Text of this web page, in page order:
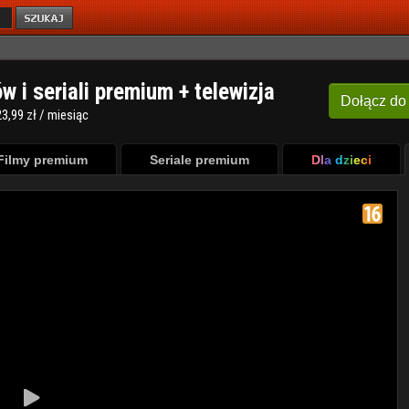
Dołącz do
i seriali premium + telewizja
zł / miesiąc
premium Seriale premium Dla dzieci